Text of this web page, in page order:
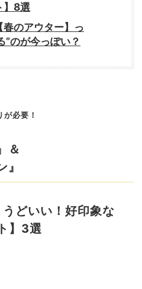
】8選
のアウター】っ
”のが今っぽい？
必要！
＆
どいい！好印象な
】3選